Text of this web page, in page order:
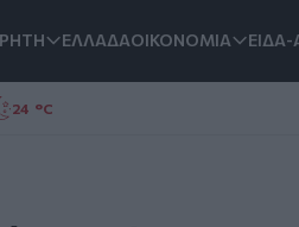
ΕΛΛΑΔΑΟΙΚΟΝΟΜΙΑ
24 °C